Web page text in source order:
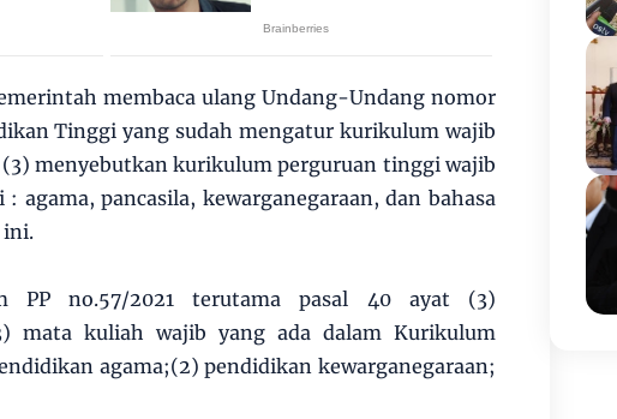
membaca ulang Undang-Undang nomor
Tinggi yang sudah mengatur kurikulum wajib
menyebutkan kurikulum perguruan tinggi wajib
agama, pancasila, kewarganegaraan, dan bahasa
ini.
PP no.57/2021 terutama pasal 40 ayat (3)
mata kuliah wajib yang ada dalam Kurikulum
agama;(2) pendidikan kewarganegaraan;